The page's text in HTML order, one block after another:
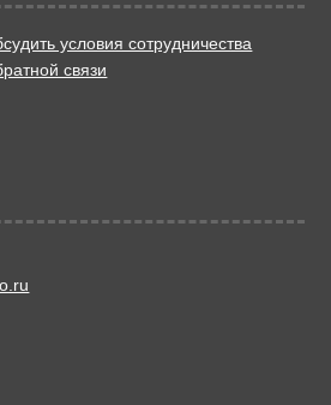
условия сотрудничества
связи